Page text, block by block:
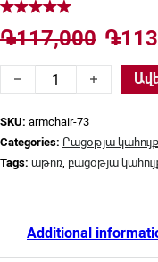
֏117,000 ֏
Բացօթյա կահույք,
SKU: armchair-73
Categories: Բացօթյա կահույք
Tags: աթոռ, բացօթյա
Additional